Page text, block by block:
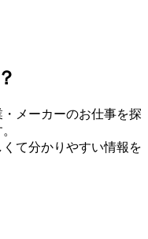
メーカーのお仕事を探
て分かりやすい情報を